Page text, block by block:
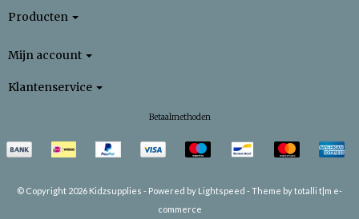
Producten
Mijn account
Klantenservice
Betaalmethoden
© Copyright 2026 Kidzsupplies - Powered by Lightspeed -Theme by totalli t|m e-
commerce